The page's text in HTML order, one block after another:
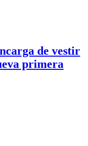
de vestir
primera